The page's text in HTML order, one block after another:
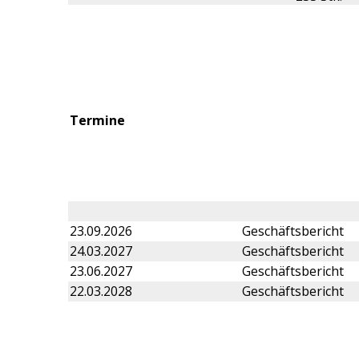
Termine
23.09.2026
Geschäftsbericht
24.03.2027
Geschäftsbericht
23.06.2027
Geschäftsbericht
22.03.2028
Geschäftsbericht